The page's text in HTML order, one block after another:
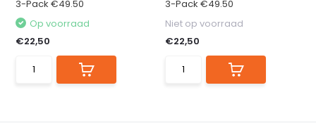
3-Pack €49.50
Op voorraad
€22,50
3-Pack €49.50
Niet op voorraad
€22,50